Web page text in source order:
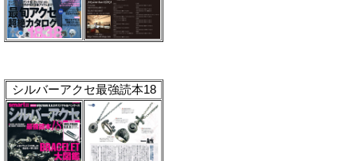
シルバーアクセ最強読本18